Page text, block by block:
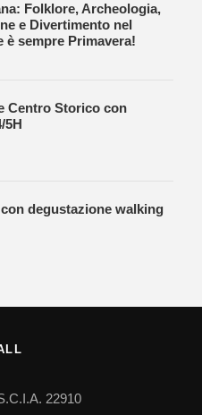
Folklore, Archeologia,
e Divertimento nel
è sempre Primavera!
Centro Storico con
5H
degustazione walking
22910